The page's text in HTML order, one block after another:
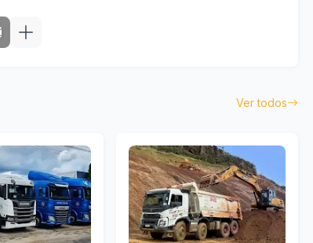
Ver todos